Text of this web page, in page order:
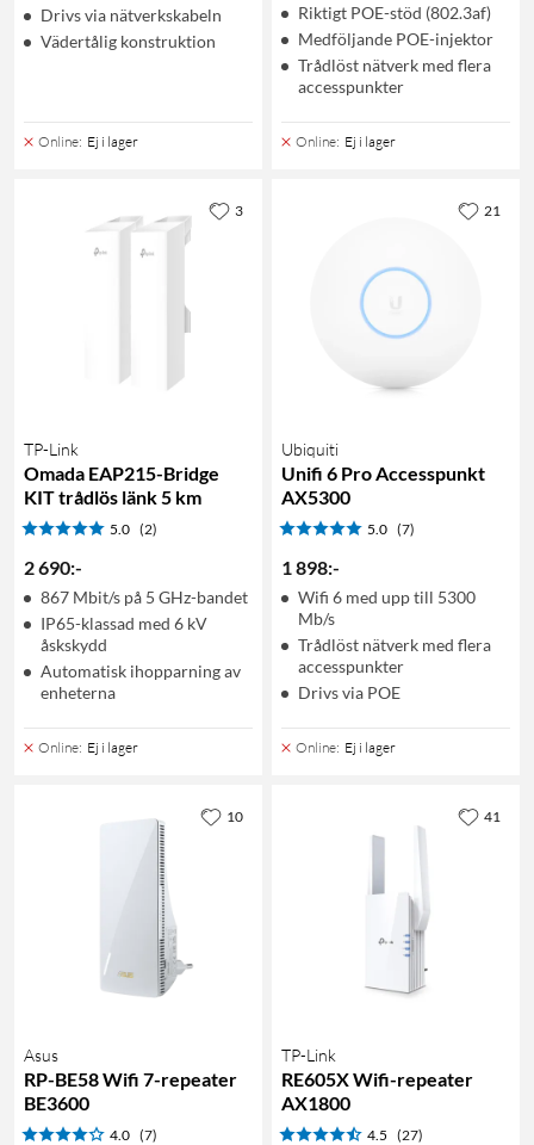
Drivs via nätverkskabeln
Vädertålig konstruktion
Online: Ej i lager
Riktigt POE-stöd (802.3af)
Medföljande POE-injektor
Trådlöst nätverk med flera
accesspunkter
Online: Ej i lager
TP-Link
Omada EAP215-Bridge
KIT trådlös länk 5 km
5.0 (2)
2 690:-
867 Mbit/s på 5 GHz-bandet
IP65-klassad med 6 kV
åskskydd
Automatisk ihopparning av
enheterna
Online: Ej i lager
3
Ubiquiti
Unifi 6 Pro Accesspunkt
AX5300
5.0 (7)
1 898:-
Wifi 6 med upp till 5300
Mb/s
Trådlöst nätverk med flera
accesspunkter
Drivs via POE
Online: Ej i lager
21
Asus
RP-BE58 Wifi 7-repeater
BE3600
4.0 (7)
10
TP-Link
RE605X Wifi-repeater
AX1800
4.5 (27)
41